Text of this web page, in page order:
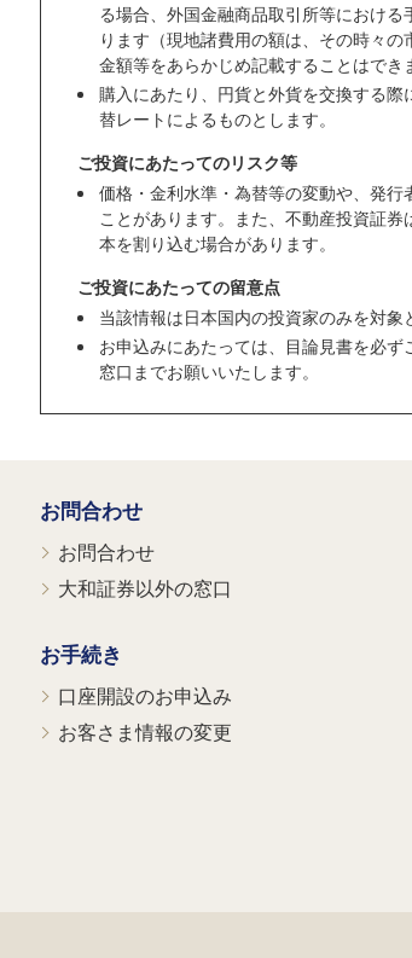
る場合、外国金融商品取引所等におけ
ります（現地諸費用の額は、その時々
金額等をあらかじめ記載することはでき
購入にあたり、円貨と外貨を交換する
替レートによるものとします。
ご投資にあたってのリスク等
価格・金利水準・為替等の変動や、発
ことがあります。また、不動産投資証
本を割り込む場合があります。
ご投資にあたっての留意点
当該情報は日本国内の投資家のみを対象
お申込みにあたっては、目論見書を必ず
窓口までお願いいたします。
お問合わせ
お問合わせ
大和証券以外の窓口
お手続き
口座開設のお申込み
お客さま情報の変更